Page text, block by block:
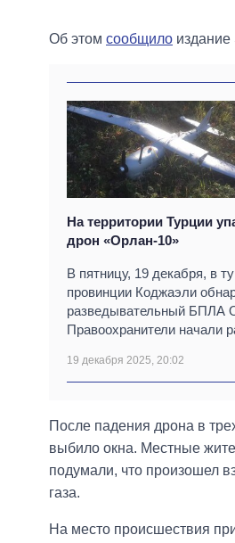
Об этом сообщило издание
На территории Турции
дрон «Орлан-10»
В пятницу, 19 декабря, в
провинции Коджаэли
разведывательный БПЛА
Правоохранители начали
19 декабря 2025, 20:02
После падения дрона в
выбило окна. Местные
подумали, что произошел
газа.
На место происшествия